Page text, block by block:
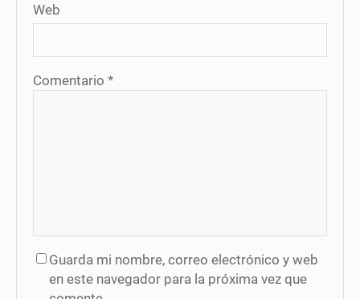
Web
Comentario *
Guarda mi nombre, correo electrónico y web
en este navegador para la próxima vez que